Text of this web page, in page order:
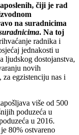
čiji je rad
na suradnicima
. Na toj
radnika i
jednakosti u
ljudskog dostojanstva,
novih
egzistenciju nas i
više od 500
poduzeća u
u 2016.
80% ostvareno